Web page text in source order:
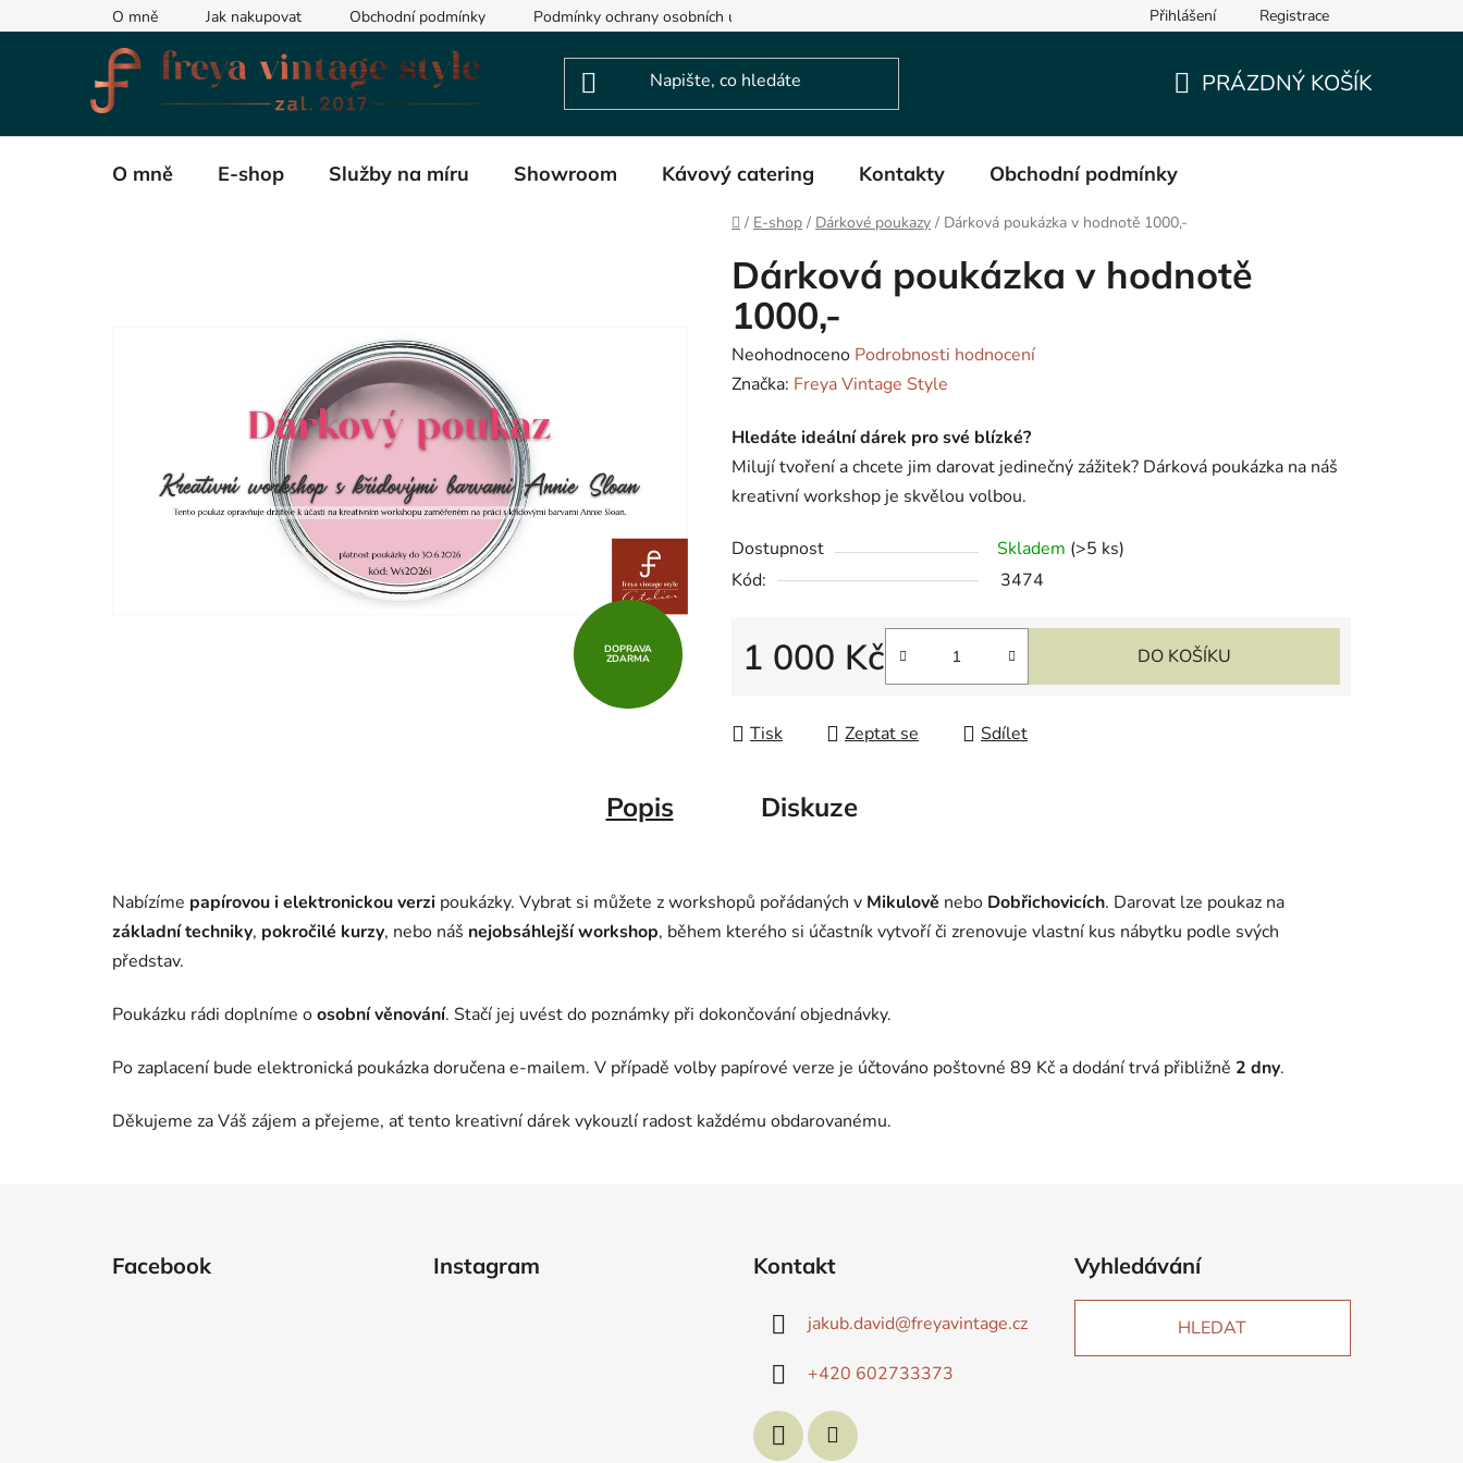
na
O mně Jak nakupovat Obchodní podmínky Podmínky ochrany osobních údajů Přihlášení Registrace
KOŠÍK
PRÁZDNÝ KOŠÍK
O mně E-shop Služby na míru Showroom Kávový catering Kontakty Obchodní podmínky
Domů
/ E-shop / Dárkové poukazy / Dárková poukázka v hodnotě 1000,-
Dárková poukázka v hodnotě
1000,-
Průměrné
hodnocení
je
0,0
z
hvězdiček.
Neohodnoceno Podrobnosti hodnocení
Značka: Freya Vintage Style
Hledáte ideální dárek pro své blízké?
Milují tvoření a chcete jim darovat jedinečný zážitek? Dárková poukázka na náš
kreativní workshop je skvělou volbou.
Dostupnost Skladem (>5 ks)
Kód:
3474
1 000 Kč DO KOŠÍKU
Tisk Zeptat se Sdílet
DOPRAVA
ZDARMA
Popis Diskuze
Nabízíme papírovou i elektronickou verzi poukázky. Vybrat si můžete z workshopů pořádaných v Mikulově nebo Dobřichovicích. Darovat lze poukaz na
základní techniky, pokročilé kurzy, nebo náš nejobsáhlejší workshop, během kterého si účastník vytvoří či zrenovuje vlastní kus nábytku podle svých
představ.
Poukázku rádi doplníme oosobní věnování. Stačí jej uvést do poznámky při dokončování objednávky.
Po zaplacení bude elektronická poukázka doručena e-mailem. V případě volby papírové verze je účtováno poštovné 89 Kč a dodání trvá přibližně 2 dny.
Děkujeme za Váš zájem a přejeme, ať tento kreativní dárek vykouzlí radost každému obdarovanému.
Facebook Instagram Kontakt
jakub.david@freyavintage.cz
+420 602733373
Vyhledávání
HLEDAT